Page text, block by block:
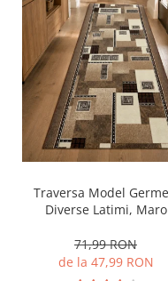
Traversa Model
Diverse Latimi, Maro
71,99 RON
de la 47,99 RON